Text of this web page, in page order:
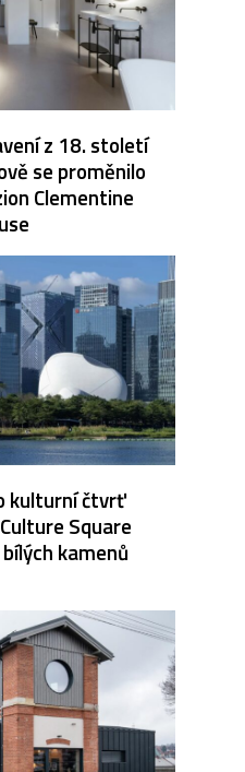
z 18. století
se proměnilo
Clementine
kulturní čtvrť
Square
kamenů